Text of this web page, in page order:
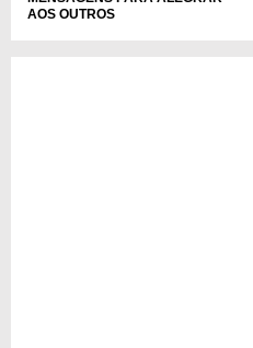
AOS OUTROS